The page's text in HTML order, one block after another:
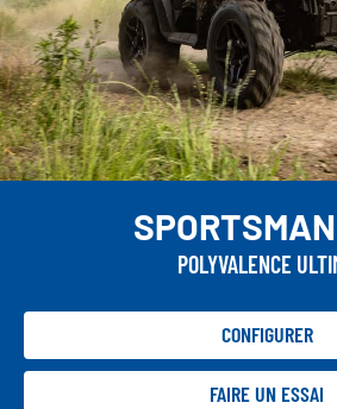
POLYVALENCE
CONFIGURER
FAIRE UN ESSAI